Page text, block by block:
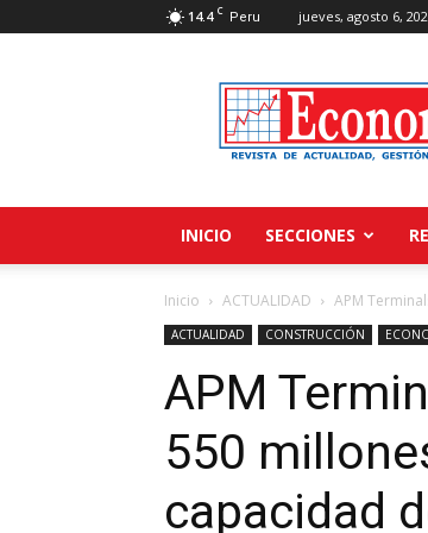
14.4 C Peru jueves, agosto 6,
Revista
INICIO SECCIONES
Inicio ACTUALIDAD APM
ACTUALIDAD CONSTRUCCIÓN
APM
550
capacidad